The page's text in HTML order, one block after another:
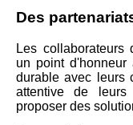
Des
Les collaborateurs
un point
durable avec leurs
attentive de leurs
proposer des